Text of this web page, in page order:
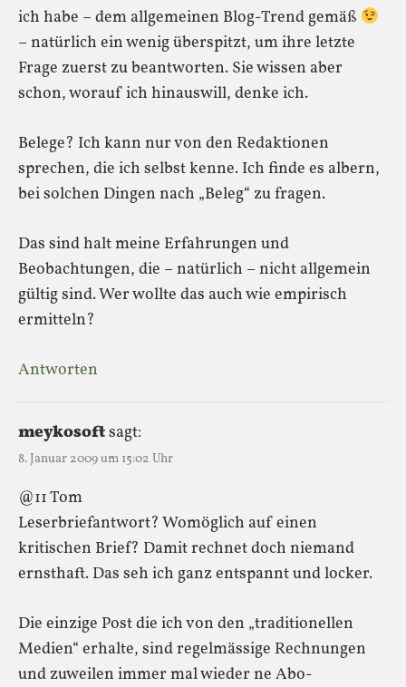
ich habe – dem allgemeinen Blog-Trend gemäß
– natürlich ein wenig überspitzt, um ihre letzte
Frage zuerst zu beantworten. Sie wissen aber
schon, worauf ich hinauswill, denke ich.
Belege? Ich kann nur von den Redaktionen
sprechen, die ich selbst kenne. Ich finde es albern,
bei solchen Dingen nach „Beleg“ zu fragen.
Das sind halt meine Erfahrungen und
Beobachtungen, die – natürlich – nicht allgemein
gültig sind. Wer wollte das auch wie empirisch
ermitteln?
Antworten
meykosoftsagt:
8. Januar 2009 um 15:02 Uhr
@11 Tom
Leserbriefantwort? Womöglich auf einen
kritischen Brief? Damit rechnet doch niemand
ernsthaft. Das seh ich ganz entspannt und locker.
Die einzige Post die ich von den „traditionellen
Medien“ erhalte, sind regelmässige Rechnungen
und zuweilen immer mal wieder ne Abo-